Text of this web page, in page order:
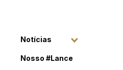
Notícias
Nosso #Lance